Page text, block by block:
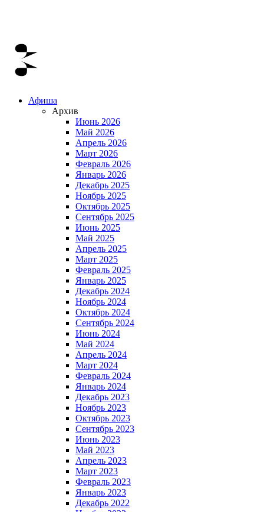
Афиша
Архив
Июнь 2026
Май 2026
Апрель 2026
Март 2026
Февраль 2026
Январь 2026
Декабрь 2025
Ноябрь 2025
Октябрь 2025
Сентябрь 2025
Июнь 2025
Май 2025
Апрель 2025
Март 2025
Февраль 2025
Январь 2025
Декабрь 2024
Ноябрь 2024
Октябрь 2024
Сентябрь 2024
Июнь 2024
Май 2024
Апрель 2024
Март 2024
Февраль 2024
Январь 2024
Декабрь 2023
Ноябрь 2023
Октябрь 2023
Сентябрь 2023
Июнь 2023
Май 2023
Апрель 2023
Март 2023
Февраль 2023
Январь 2023
Декабрь 2022